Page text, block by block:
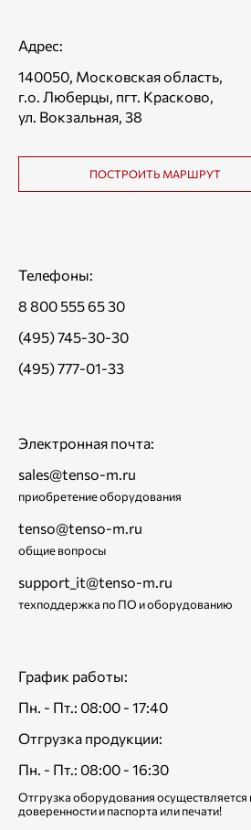
Адрес:
140050, Московская область,
г.о. Люберцы, пгт. Красково,
ул. Вокзальная, 38
ПОСТРОИТЬ МАРШРУТ
Телефоны:
8 800 555 65 30
(495) 745-30-30
(495) 777-01-33
Электронная почта:
sales@tenso-m.ru
приобретение оборудования
tenso@tenso-m.ru
общие вопросы
support_it@tenso-m.ru
техподдержка по ПО и оборудованию
График работы:
Пн. - Пт.: 08:00 - 17:40
Отгрузка продукции:
Пн. - Пт.: 08:00 - 16:30
Отгрузка оборудования осуществляется
доверенности и паспорта или печати!